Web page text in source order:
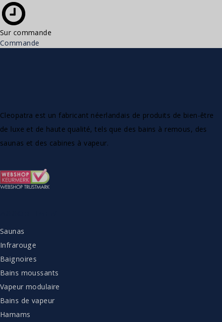
Sur commande
Commande
Cleopatra est un fabricant néerlandais de produits de bien-être
de luxe et de haute qualité, tels que des bains à remous, des
saunas et des cabines à vapeur.
Saunas
Infrarouge
Baignoires
Bains moussants
Vapeur modulaire
Bains de vapeur
Hamams